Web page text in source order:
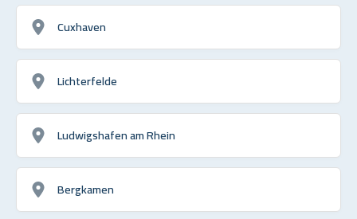
Cuxhaven
Lichterfelde
Ludwigshafen am Rhein
Bergkamen